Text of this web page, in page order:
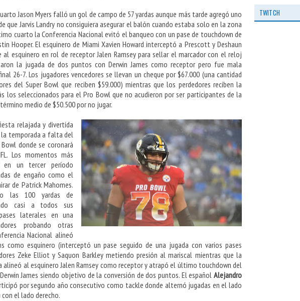
Jason Myers falló un gol de campo de 57 yardas aunque más tarde agregó uno
que Jarvis Landry no consiguiera asegurar el balón cuando estaba solo en la zona
cuarto la Conferencia Nacional evitó el banqueo con un pase de touchdown de
Hooper. El esquinero de Miami Xavien Howard interceptó a Prescott y Deshaun
al esquinero en rol de receptor Jalen Ramsey para sellar el marcador con el reloj
la jugada de dos puntos con Derwin James como receptor pero fue mala
26-7. Los jugadores vencedores se llevan un cheque por $67.000 (una cantidad
del Super Bowl que reciben $59.000) mientras que los perdedores reciben la
los seleccionados para el Pro Bowl que no acudieron por ser participantes de la
medio de $50.500 por no jugar.
relajada y divertida
la temporada a falta del
donde se coronará
Los momentos más
en un tercer período
de engaño como el
de Patrick Mahomes.
las 100 yardas de
casi a todos sus
laterales en una
probando otras
Nacional alineó
como esquinero (interceptó un pase seguido de una jugada con varios pases
Zeke Elliot y Saquon Barkley metiendo presión al mariscal mientras que la
alineó al esquinero Jalen Ramsey como receptor y atrapó el último touchdown del
James siendo objetivo de la conversión de dos puntos. El español Alejandro
por segundo año consecutivo como tackle donde alternó jugadas en el lado
el lado derecho.
TWITCH